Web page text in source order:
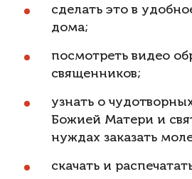
сделать это в
дома;
посмотреть видео
священников;
узнать о
Божией Матери и
нуждах заказать
скачать и